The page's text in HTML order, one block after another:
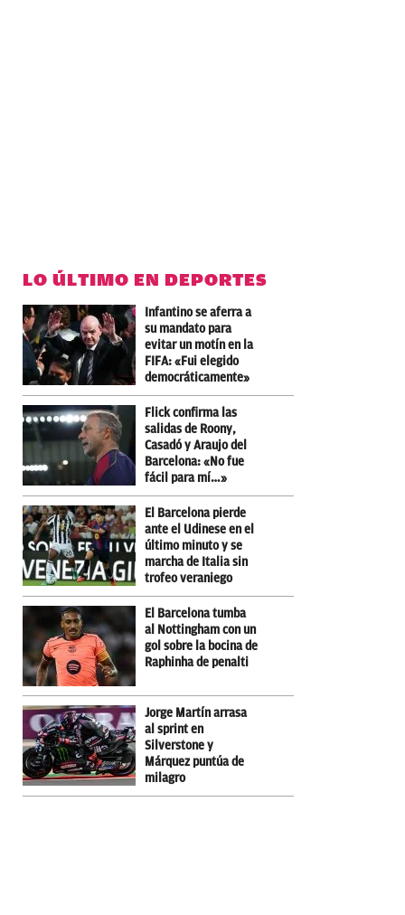
LO ÚLTIMO EN DEPORTES
Infantino se aferra a
su mandato para
evitar un motín en la
FIFA: «Fui elegido
democráticamente»
Flick confirma las
salidas de Roony,
Casadó y Araujo del
Barcelona: «No fue
fácil para mí…»
El Barcelona pierde
ante el Udinese en el
último minuto y se
marcha de Italia sin
trofeo veraniego
El Barcelona tumba
al Nottingham con un
gol sobre la bocina de
Raphinha de penalti
Jorge Martín arrasa
al sprint en
Silverstone y
Márquez puntúa de
milagro